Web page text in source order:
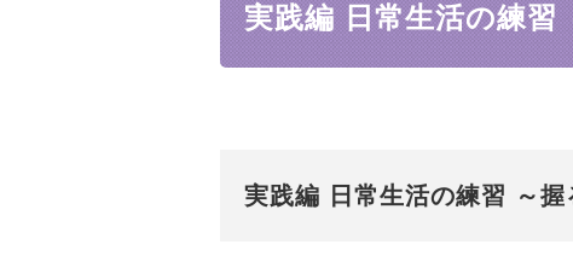
実践編 日常生活の練習
実践編 日常生活の練習 ～握